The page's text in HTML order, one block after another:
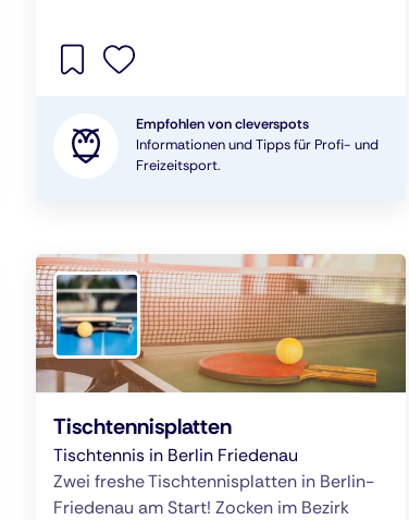
Empfohlen von cleverspots
Informationen und Tipps für Profi- und
Freizeitsport.
Tischtennisplatten
Tischtennis in Berlin Friedenau
Zwei freshe Tischtennisplatten in Berlin-
Friedenau am Start! Zocken im Bezirk